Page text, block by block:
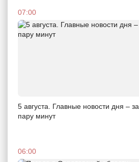
07:00
5 августа. Главные новости дня – за
пару минут
06:00